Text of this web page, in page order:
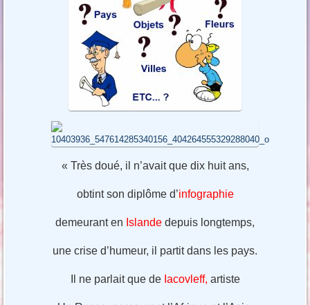
« Très doué, il n’avait que dix huit ans,
obtint son diplôme d’infographie
demeurant en Islande depuis longtemps,
une crise d’humeur, il partit dans les pays.
Il ne parlait que de Iacovleff, artiste